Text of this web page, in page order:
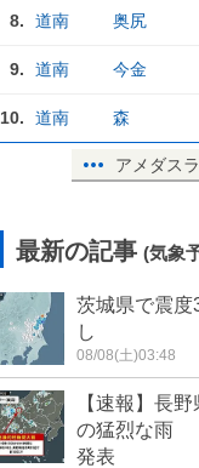
8. 道南 奥尻
9. 道南 今金
10. 道南 森
アメダス
最新の記事 (気象
茨城県で震
し
08/08(土)03:48
【速報】長
の猛烈な雨
発表